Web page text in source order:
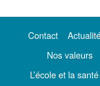
Contact
Nos valeurs
L’école et la santé